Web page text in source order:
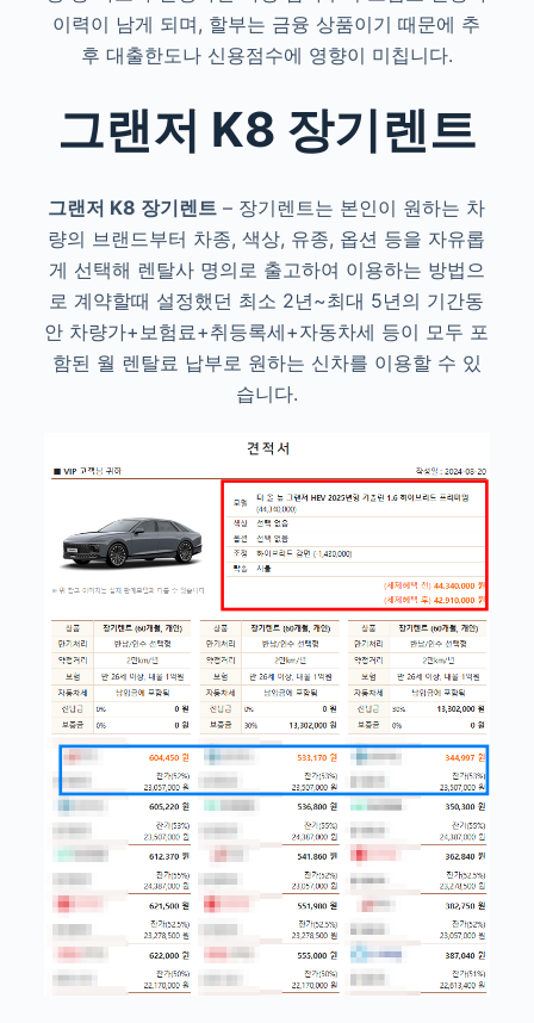
이력이 남게 되며, 할부는 금융 상품이기 때문에 추
후 대출한도나 신용점수에 영향이 미칩니다.
그랜저 K8 장기렌트
그랜저 K8 장기렌트 – 장기렌트는 본인이 원하는 차
량의 브랜드부터 차종, 색상, 유종, 옵션 등을 자유롭
게 선택해 렌탈사 명의로 출고하여 이용하는 방법으
로 계약할때 설정했던 최소 2년~최대 5년의 기간동
안 차량가+보험료+취등록세+자동차세 등이 모두 포
함된 월 렌탈료 납부로 원하는 신차를 이용할 수 있
습니다.